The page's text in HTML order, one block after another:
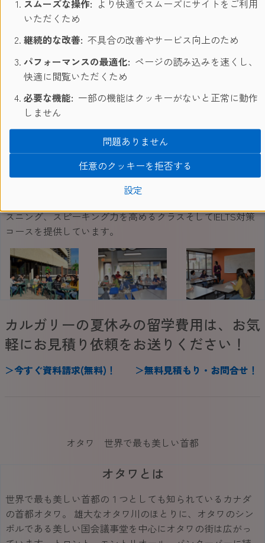
フレンドリーな人々と美しい自然に囲まれたカルガリーで
は、心温まる出会いと留学経験が待っています。
カルガリー校 ご紹介
カルガリーは、ロッキー山脈にほど近い落ち着いた自然の
美しい環境の中で、温かい人たちに囲まれて学びたい方に
は最適の場所です。有名なバンフやレク・ルイーズからも
２時間ほど。冬はスキー、スノーボーディングでにぎわ
い、夏はラフティングや山登りを満喫できます。学校はダ
スニング、スピーキング力を高めるクラスそしてIELTS対策
コースを提供しています。
カルガリーの夏休みの留学費用は、お気
軽にお見積り依頼をお送りください！
＞今すぐ資料請求(無料) ！ ＞無料見積もり・お問合せ ！
オタワ 世界で最も美しい首都
オタワとは
世界で最も美しい首都の１つとしても知られているカナダ
の首都オタワ。 雄大なオタワ川のほとりに、オタワのシン
ボルである美しい国会議事堂を中心にオタワの街は広がっ
スムーズな操作: より快適でスムーズにサイトをご利用
いただくため
継続的な改善: 不具合の改善やサービス向上のため
パフォーマンスの最適化: ページの読み込みを速くし、
快適に閲覧いただくため
必要な機能: 一部の機能はクッキーがないと正常に動作
しません
設定
任意のクッキーを拒否する
問題ありません